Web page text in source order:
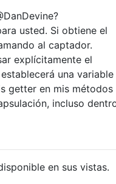
usted. Si obtiene el
al captador.
explícitamente el
una variable
getter en mis métodos
incluso
en sus vistas.